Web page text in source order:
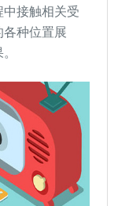
接触相关受
种位置展